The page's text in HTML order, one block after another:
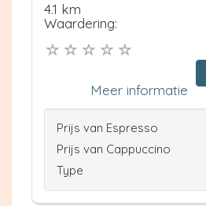
4.1 km
Waardering:
Meer informatie
Prijs van Espresso
Prijs van Cappuccino
Type